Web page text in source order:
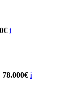
i
78.000€ i